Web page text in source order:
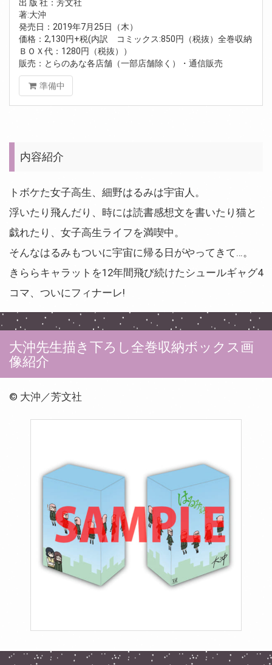
出 版 社：芳文社
著:大沖
発売日：2019年7月25日（木）
価格：2,130円+税(内訳 コミックス:850円（税抜）全巻収納
ＢＯＸ代：1280円（税抜））
販売：とらのあな各店舗（一部店舗除く）・通信販売
準備中
内容紹介
トボケた女子高生、細野はるみは宇宙人。
浮いたり飛んだり、時には読書感想文を書いたり猫と
戯れたり、女子高生ライフを満喫中。
そんなはるみもついに宇宙に帰る日がやってきて…。
きららキャラットを12年間飛び続けたシュールギャグ4
コマ、ついにフィナーレ!
大沖先生描き下ろし全巻収納ボックス画
像紹介
© 大沖／芳文社